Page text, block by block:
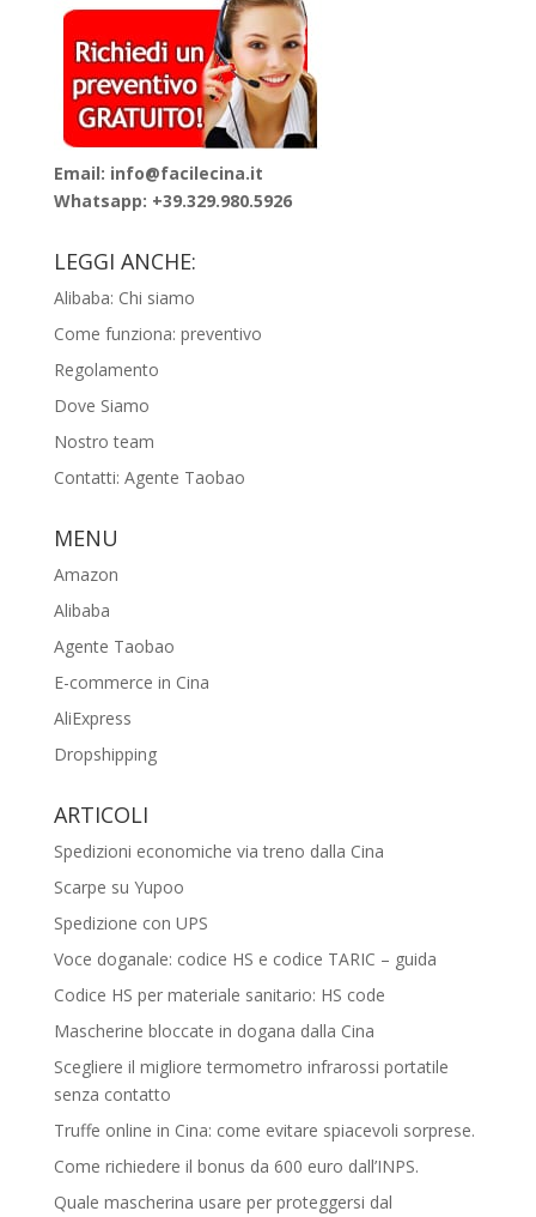
Email: info@facilecina.it
Whatsapp: +39.329.980.5926
LEGGI ANCHE:
Alibaba: Chi siamo
Come funziona: preventivo
Regolamento
Dove Siamo
Nostro team
Contatti: Agente Taobao
MENU
Amazon
Alibaba
Agente Taobao
E-commerce in Cina
AliExpress
Dropshipping
ARTICOLI
Spedizioni economiche via treno dalla Cina
Scarpe su Yupoo
Spedizione con UPS
Voce doganale: codice HS e codice TARIC – guida
Codice HS per materiale sanitario: HS code
Mascherine bloccate in dogana dalla Cina
Scegliere il migliore termometro infrarossi portatile
senza contatto
Truffe online in Cina: come evitare spiacevoli sorprese.
Come richiedere il bonus da 600 euro dall’INPS.
Quale mascherina usare per proteggersi dal